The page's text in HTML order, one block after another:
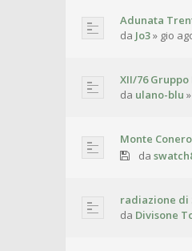
Adunata
da Jo3» gio
XII/76
da ulano-blu »
Monte
da
radiazione di
da Divisone